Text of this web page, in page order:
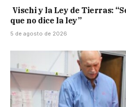
Vischi y la Ley de Tierras:
que no dice la ley”
5 de agosto de 2026